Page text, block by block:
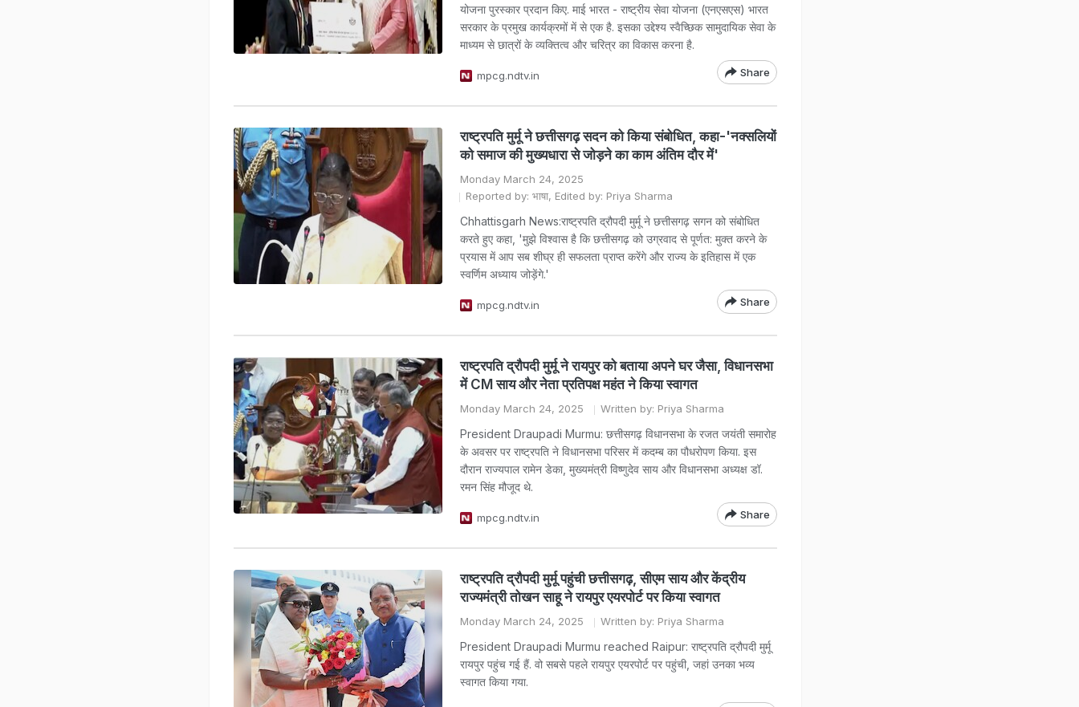
योजना पुरस्कार प्रदान किए. माई भारत - राष्ट्रीय सेवा योजना (एनएसएस) भारत
सरकार के प्रमुख कार्यक्रमों में से एक है. इसका उद्देश्य स्वैच्छिक सामुदायिक सेवा के
माध्यम से छात्रों के व्यक्तित्व और चरित्र का विकास करना है.
mpcg.ndtv.in Share
राष्ट्रपति मुर्मू ने छत्तीसगढ़ सदन को किया संबोधित, कहा-'नक्सलियों
को समाज की मुख्यधारा से जोड़ने का काम अंतिम दौर में'
Monday March 24, 2025
Reported by: भाषा, Edited by: Priya Sharma
Chhattisgarh News:राष्ट्रपति द्रौपदी मुर्मू ने छत्तीसगढ़ सगन को संबोधित
करते हुए कहा, 'मुझे विश्वास है कि छत्तीसगढ़ को उग्रवाद से पूर्णत: मुक्त करने के
प्रयास में आप सब शीघ्र ही सफलता प्राप्त करेंगे और राज्य के इतिहास में एक
स्वर्णिम अध्याय जोड़ेंगे.'
mpcg.ndtv.in Share
राष्ट्रपति द्रौपदी मुर्मू ने रायपुर को बताया अपने घर जैसा, विधानसभा
में CM साय और नेता प्रतिपक्ष महंत ने किया स्वागत
Monday March 24, 2025 Written by: Priya Sharma
President Draupadi Murmu: छत्तीसगढ़ विधानसभा के रजत जयंती समारोह
के अवसर पर राष्ट्रपति ने विधानसभा परिसर में कदम्ब का पौधरोपण किया. इस
दौरान राज्यपाल रामेन डेका, मुख्यमंत्री विष्णुदेव साय और विधानसभा अध्यक्ष डॉ.
रमन सिंह मौजूद थे.
mpcg.ndtv.in Share
राष्ट्रपति द्रौपदी मुर्मू पहुंची छत्तीसगढ़, सीएम साय और केंद्रीय
राज्यमंत्री तोखन साहू ने रायपुर एयरपोर्ट पर किया स्वागत
Monday March 24, 2025 Written by: Priya Sharma
President Draupadi Murmu reached Raipur: राष्ट्रपति द्रौपदी मुर्मू
रायपुर पहुंच गई हैं. वो सबसे पहले रायपुर एयरपोर्ट पर पहुंची, जहां उनका भव्य
स्वागत किया गया.